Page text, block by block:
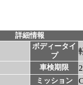
詳細情報
ボディータイ
プ
車検期限
ミッション